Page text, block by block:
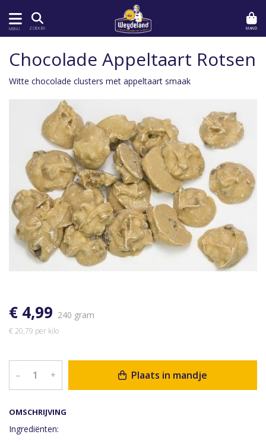
MENU ZOEKEN MAND
OMSCHRIJVING
Ingrediënten:
Chocolade Appeltaart Rotsen
Witte chocolade clusters met appeltaart smaak
€ 4,99 240 gram
€ 20,79 per kilo
– + Plaats in mandje